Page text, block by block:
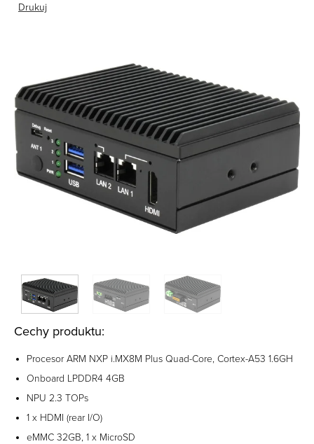
Drukuj
Cechy produktu:
Procesor ARM NXP i.MX8M Plus Quad-Core, Cortex-A53 1.6GH
Onboard LPDDR4 4GB
NPU 2.3 TOPs
1 x HDMI (rear I/O)
eMMC 32GB, 1 x MicroSD